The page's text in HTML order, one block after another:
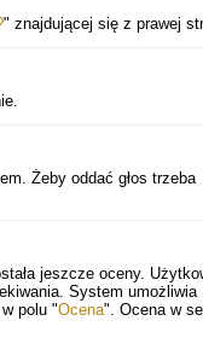
" znajdującej się z prawej
Żeby oddać głos trzeba
jeszcze oceny.
System umożliwia
polu "Ocena". Ocena w